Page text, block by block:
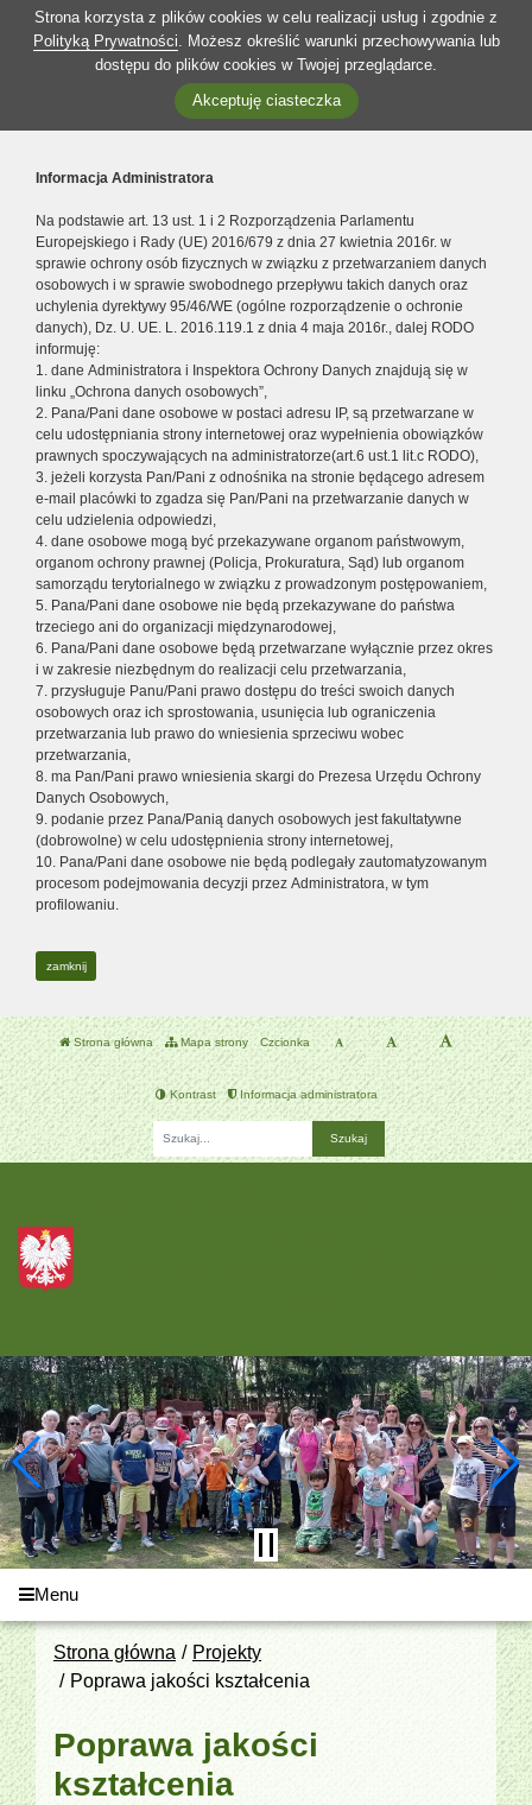
Strona korzysta z plików cookies w celu realizacji usług i zgodnie z
Polityką Prywatności. Możesz określić warunki przechowywania lub
dostępu do plików cookies w Twojej przeglądarce.
Akceptuję ciasteczka
Informacja Administratora
Na podstawie art. 13 ust. 1 i 2 Rozporządzenia Parlamentu
Europejskiego i Rady (UE) 2016/679 z dnia 27 kwietnia 2016r. w
sprawie ochrony osób fizycznych w związku z przetwarzaniem danych
osobowych i w sprawie swobodnego przepływu takich danych oraz
uchylenia dyrektywy 95/46/WE (ogólne rozporządzenie o ochronie
danych), Dz. U. UE. L. 2016.119.1 z dnia 4 maja 2016r., dalej RODO
informuję:
1. dane Administratora i Inspektora Ochrony Danych znajdują się w
linku „Ochrona danych osobowych”,
2. Pana/Pani dane osobowe w postaci adresu IP, są przetwarzane w
celu udostępniania strony internetowej oraz wypełnienia obowiązków
prawnych spoczywających na administratorze(art.6 ust.1 lit.c RODO),
3. jeżeli korzysta Pan/Pani z odnośnika na stronie będącego adresem
e-mail placówki to zgadza się Pan/Pani na przetwarzanie danych w
celu udzielenia odpowiedzi,
4. dane osobowe mogą być przekazywane organom państwowym,
organom ochrony prawnej (Policja, Prokuratura, Sąd) lub organom
samorządu terytorialnego w związku z prowadzonym postępowaniem,
5. Pana/Pani dane osobowe nie będą przekazywane do państwa
trzeciego ani do organizacji międzynarodowej,
6. Pana/Pani dane osobowe będą przetwarzane wyłącznie przez okres
i w zakresie niezbędnym do realizacji celu przetwarzania,
7. przysługuje Panu/Pani prawo dostępu do treści swoich danych
osobowych oraz ich sprostowania, usunięcia lub ograniczenia
przetwarzania lub prawo do wniesienia sprzeciwu wobec
przetwarzania,
8. ma Pan/Pani prawo wniesienia skargi do Prezesa Urzędu Ochrony
Danych Osobowych,
9. podanie przez Pana/Panią danych osobowych jest fakultatywne
(dobrowolne) w celu udostępnienia strony internetowej,
10. Pana/Pani dane osobowe nie będą podlegały zautomatyzowanym
procesom podejmowania decyzji przez Administratora, w tym
profilowaniu.
zamknij
Strona główna Mapa strony Czcionka
Kontrast Informacja administratora
Fraza
Menu
Strona główna
Projekty
Poprawa jakości kształcenia
Poprawa jakości
kształcenia